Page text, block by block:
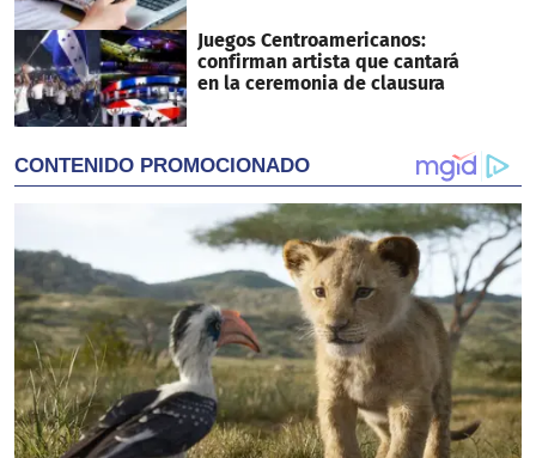
Juegos Centroamericanos:
confirman artista que cantará
en la ceremonia de clausura